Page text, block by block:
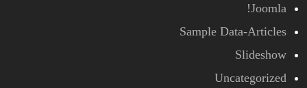
Joomla!
Sample Data-Articles
Slideshow
Uncategorized